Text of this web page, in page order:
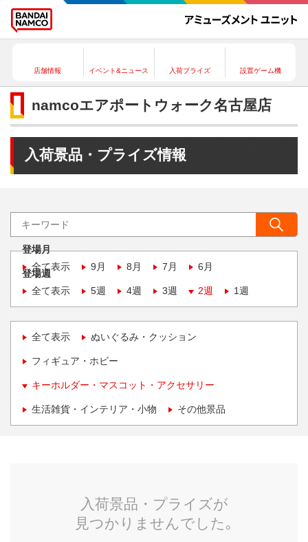
店舗情報 イベント&ニュース 入荷プライズ 設置ゲーム機
namcoエアポートウォーク名古屋店
入荷景品・プライズ情報
登場月
全て表示
9月 8月 7月 6月
登場週
全て表示
5週 4週 3週 2週 1週
全て表示 ぬいぐるみ・クッション
フィギュア・ホビー
キーホルダー・マスコット・アクセサリー
生活雑貨・インテリア・小物 その他景品